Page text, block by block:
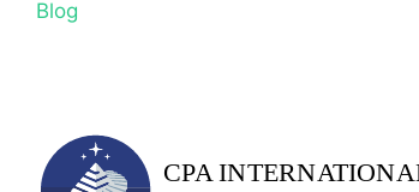
Blog